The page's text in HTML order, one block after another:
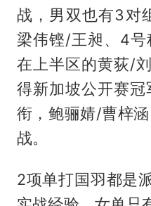
战，男双也有3对
梁伟铿/王昶、4
在上半区的黄荻/
得新加坡公开赛
衔，鲍骊婧/曹梓
战。
2项单打国羽都是